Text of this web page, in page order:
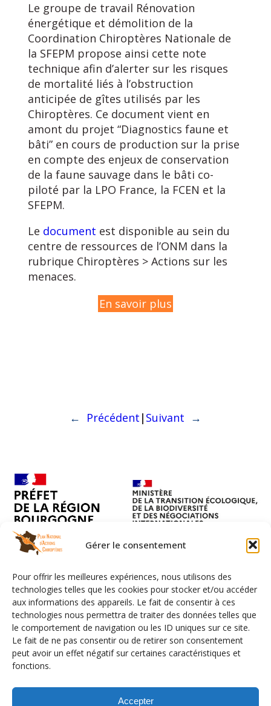
Gérer le consentement
Pour offrir les meilleures expériences, nous utilisons des
technologies telles que les cookies pour stocker et/ou accéder
aux informations des appareils. Le fait de consentir à ces
technologies nous permettra de traiter des données telles que
le comportement de navigation ou les ID uniques sur ce site.
Le fait de ne pas consentir ou de retirer son consentement
peut avoir un effet négatif sur certaines caractéristiques et
fonctions.
Accepter
Le groupe de travail Rénovation
énergétique et démolition de la
Coordination Chiroptères Nationale de
la SFEPM propose ainsi cette note
technique afin d’alerter sur les risques
de mortalité liés à l’obstruction
anticipée de gîtes utilisés par les
Chiroptères. Ce document vient en
amont du projet “Diagnostics faune et
bâti” en cours de production sur la prise
en compte des enjeux de conservation
de la faune sauvage dans le bâti co-
piloté par la LPO France, la FCEN et la
SFEPM.
Le document est disponible au sein du
centre de ressources de l’ONM dans la
rubrique Chiroptères > Actions sur les
menaces.
En savoir plus
← Précédent | Suivant →
Mention légales
Données personnelles